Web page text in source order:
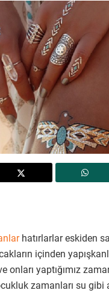
hatırlarlar eskiden
içinden
onları yaptığımız
zamanları su gibi